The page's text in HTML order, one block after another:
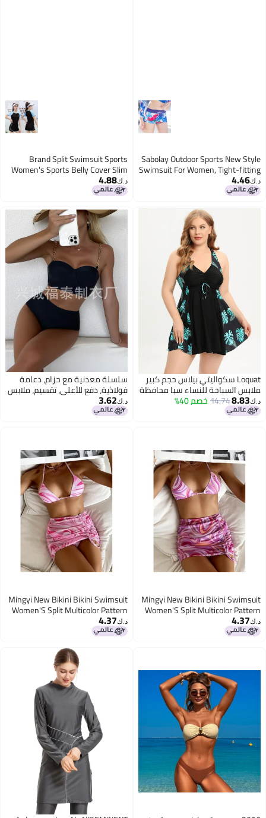
Sabolay Outdoor Sports New Style
Swimsuit For Women, Tight-fitting
Long-sleeved Quick-drying Surfing
Bikini Swimsuit And Swim Trunks
د.ك‏4.46
Brand Split Swimsuit Sports
Women's Sports Belly Cover Slim
Short Sleeve Professional
Swimwear
د.ك‏4.88
3
Loquat سكواليتي بيلاس حجم كبير
ملابس السباحة للنساء سبا محافظة
بيكيني عالي الخصر
د.ك‏8.83
14.74خصم 40%
سلسلة معدنية مع حزام، دعامة
فولاذية، دفع للأعلى، تقسيم، ملابس
سباحة للنساء، بيكيني للتصدير
د.ك‏3.62
Mingyi New Bikini Bikini Swimsuit
Women'S Split Multicolor Pattern
Mesh Skirt Three-Piece Set
د.ك‏4.37
Mingyi New Bikini Bikini Swimsuit
Women'S Split Multicolor Pattern
Mesh Skirt Three-Piece Set
د.ك‏4.37